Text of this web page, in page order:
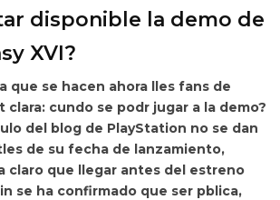
disponible la demo de
XVI?
que se hacen ahora lles fans de
clara: cundo se podr jugar a la demo?
del blog de PlayStation no se dan
de su fecha de lanzamiento,
claro que llegar antes del estreno
se ha confirmado que ser pblica,